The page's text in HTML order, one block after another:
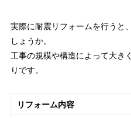
実際に耐震リフォームを行うと
しょうか。
工事の規模や構造によって大き
りです。
リフォーム内容